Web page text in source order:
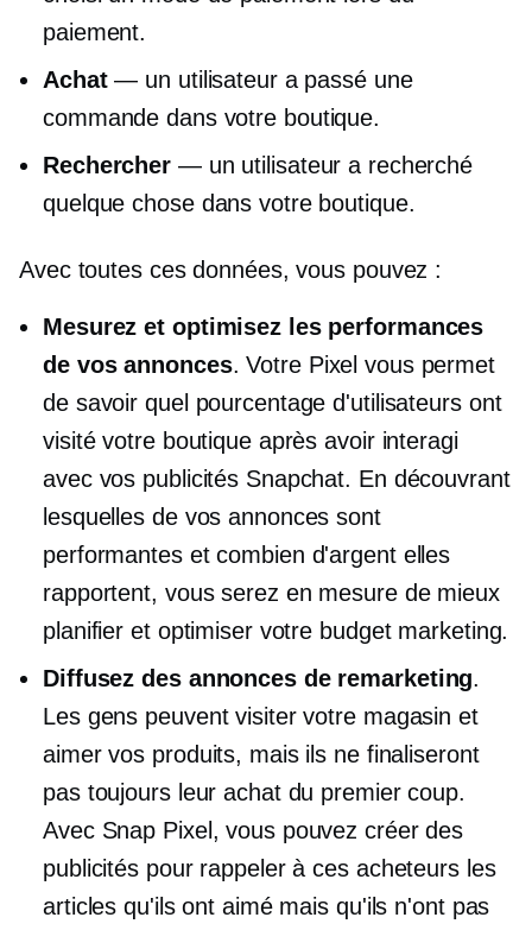
paiement.
Achat— un utilisateur a passé une
commande dans votre boutique.
Rechercher — un utilisateur a recherché
quelque chose dans votre boutique.
Avec toutes ces données, vous pouvez :
Mesurez et optimisez les performances
de vos annonces. Votre Pixel vous permet
de savoir quel pourcentage d'utilisateurs ont
visité votre boutique après avoir interagi
avec vos publicités Snapchat. En découvrant
lesquelles de vos annonces sont
performantes et combien d'argent elles
rapportent, vous serez en mesure de mieux
planifier et optimiser votre budget marketing.
Diffusez des annonces de remarketing.
Les gens peuvent visiter votre magasin et
aimer vos produits, mais ils ne finaliseront
pas toujours leur achat du premier coup.
Avec Snap Pixel, vous pouvez créer des
publicités pour rappeler à ces acheteurs les
articles qu'ils ont aimé mais qu'ils n'ont pas